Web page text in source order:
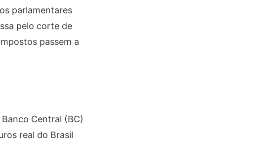
parlamentares
pelo corte de
passem a
Central (BC)
real do Brasil